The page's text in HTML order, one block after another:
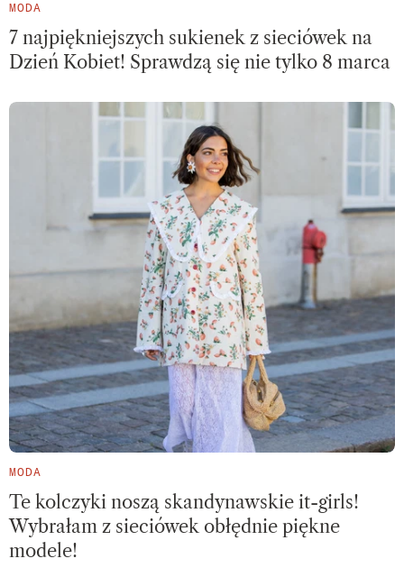
MODA
7 najpiękniejszych sukienek z sieciówek na
Dzień Kobiet! Sprawdzą się nie tylko 8 marca
MODA
Te kolczyki noszą skandynawskie it-girls!
Wybrałam z sieciówek obłędnie piękne
modele!